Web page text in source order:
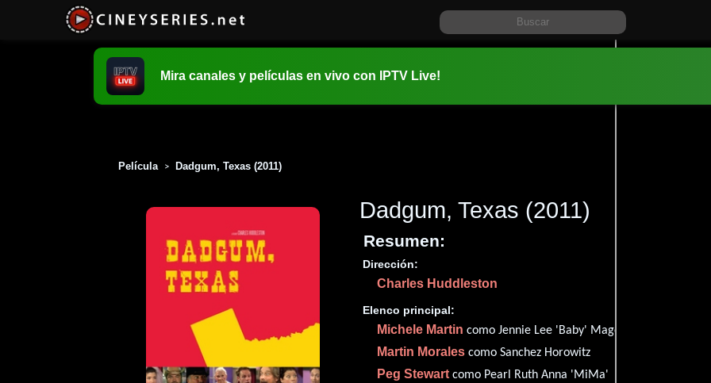
Mira canales y películas en vivo con IPTV Live!
Película > Dadgum, Texas (2011)
Dadgum, Texas (2011)
Resumen:
Dirección:
Charles Huddleston
Elenco principal:
Michele Martin como Jennie Lee 'Baby' Magee
Martin Morales como Sanchez Horowitz
Peg Stewartcomo Pearl Ruth Anna 'MiMa'